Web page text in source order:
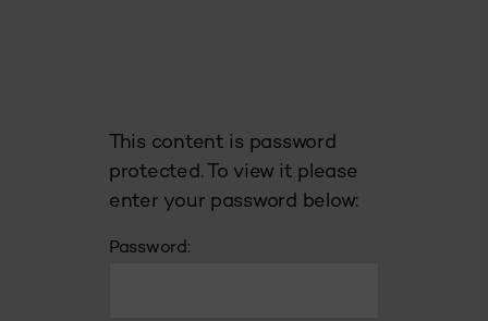
This content is password
protected. To view it please
enter your password below:
Password: